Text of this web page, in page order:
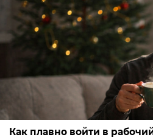
Как плавно войти в